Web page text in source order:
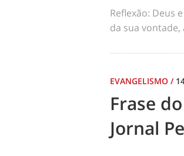
Reflexão: Deus
da sua
EVANGELISMO /
Frase
Jornal